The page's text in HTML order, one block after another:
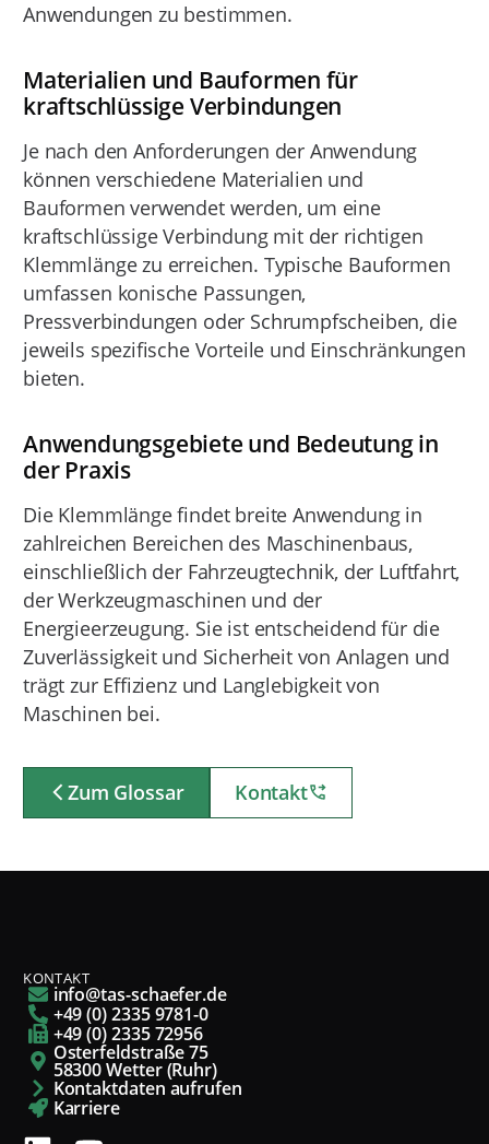
Anwendungen zu bestimmen.
Materialien und Bauformen für
kraftschlüssige Verbindungen
Je nach den Anforderungen der Anwendung
können verschiedene Materialien und
Bauformen verwendet werden, um eine
kraftschlüssige Verbindung mit der richtigen
Klemmlänge zu erreichen. Typische Bauformen
umfassen konische Passungen,
Pressverbindungen oder Schrumpfscheiben, die
jeweils spezifische Vorteile und Einschränkungen
bieten.
Anwendungsgebiete und Bedeutung in
der Praxis
Die Klemmlänge findet breite Anwendung in
zahlreichen Bereichen des Maschinenbaus,
einschließlich der Fahrzeugtechnik, der Luftfahrt,
der Werkzeugmaschinen und der
Energieerzeugung. Sie ist entscheidend für die
Zuverlässigkeit und Sicherheit von Anlagen und
trägt zur Effizienz und Langlebigkeit von
Maschinen bei.
Zum Glossar Kontakt
KONTAKT
info@tas-schaefer.de
+49 (0) 2335 9781-0
+49 (0) 2335 72956
Osterfeldstraße 75
58300 Wetter (Ruhr)
Kontaktdaten aufrufen
Karriere